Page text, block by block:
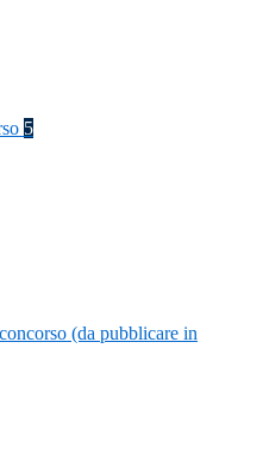
5
(da pubblicare in